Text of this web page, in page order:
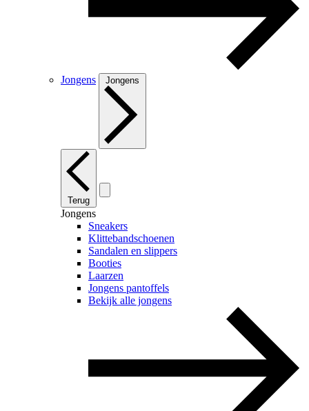
Jongens Jongens
Terug
Jongens
Sneakers
Klittebandschoenen
Sandalen en slippers
Booties
Laarzen
Jongens pantoffels
Bekijk alle jongens